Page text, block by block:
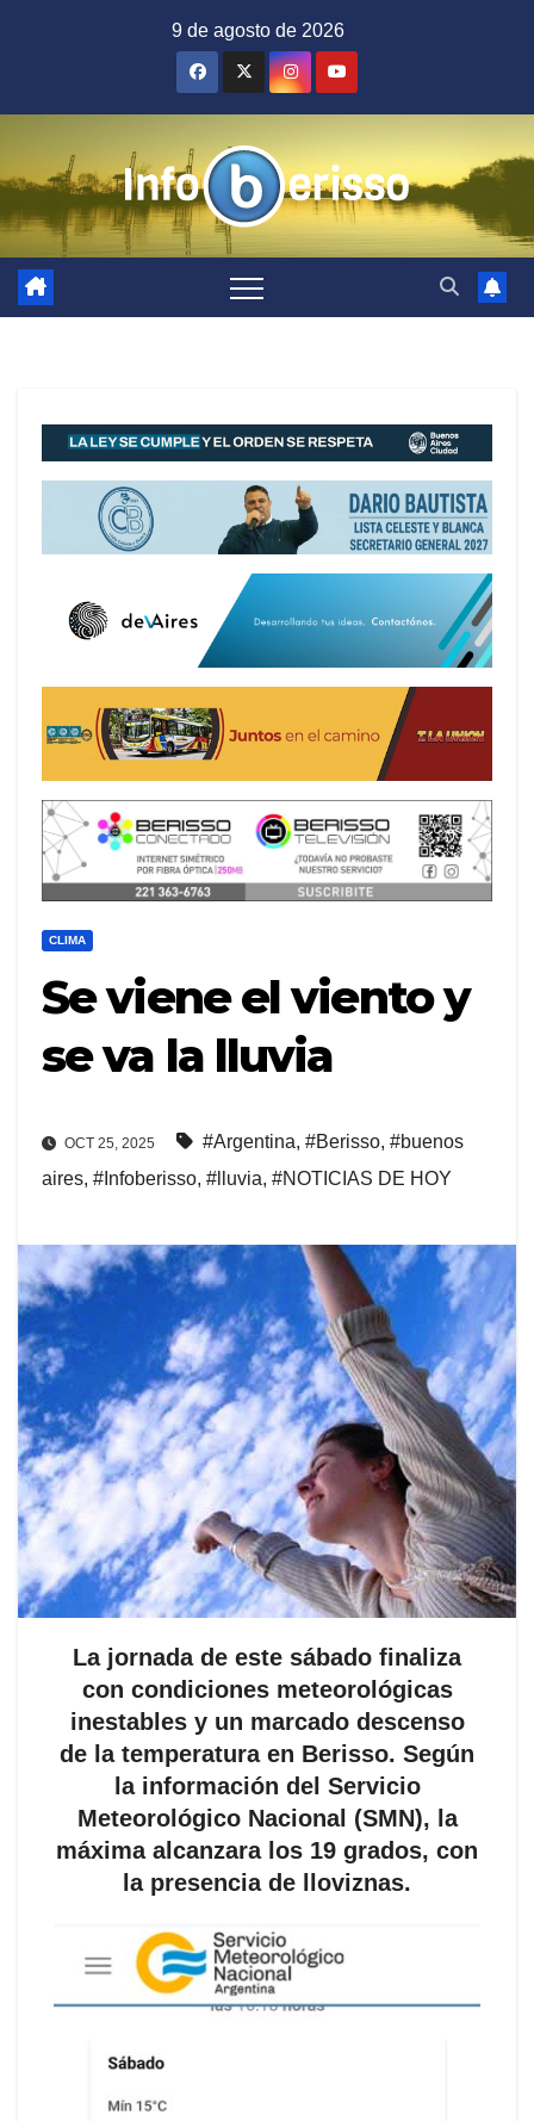
9 de agosto de 2026
CLIMA
Se viene el viento y
se va la lluvia
OCT 25, 2025 #Argentina, #Berisso, #buenos
aires, #Infoberisso, #lluvia, #NOTICIAS DE HOY
La jornada de este sábado finaliza
con condiciones meteorológicas
inestables y un marcado descenso
de la temperatura en Berisso. Según
la información del Servicio
Meteorológico Nacional (SMN), la
máxima alcanzara los 19 grados, con
la presencia de lloviznas.